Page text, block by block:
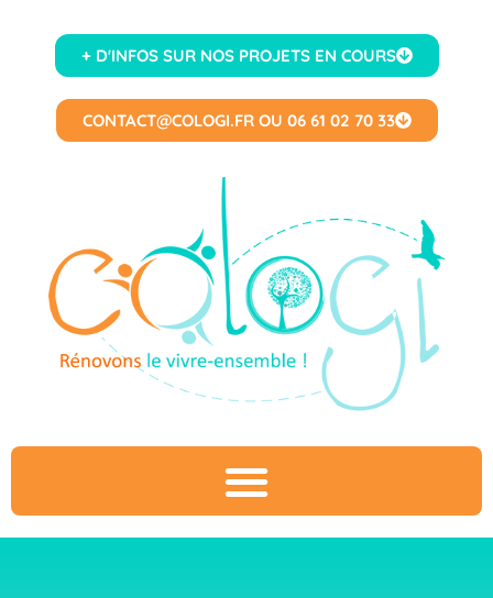
+ D'INFOS SUR NOS PROJETS EN COURS
CONTACT@COLOGI.FR OU 06 61 02 70 33